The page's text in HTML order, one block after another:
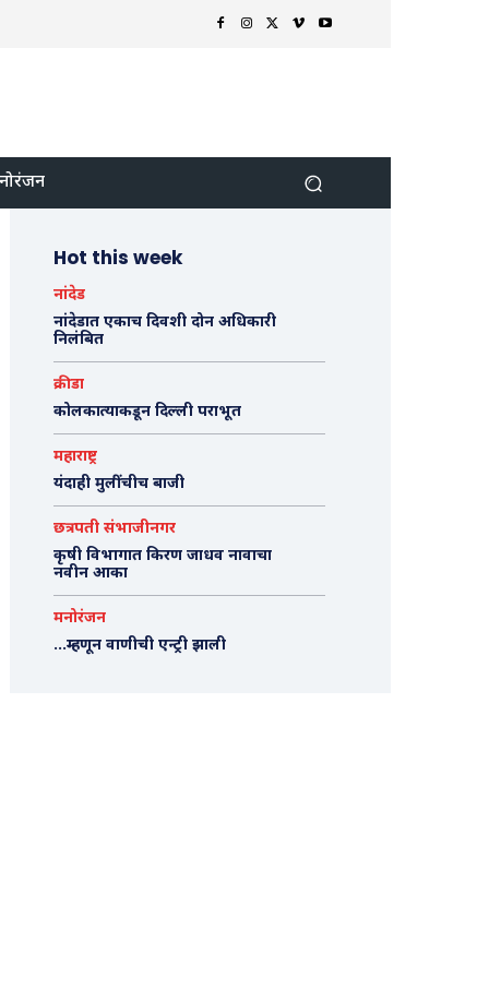
Hot this week
नांदेड
नांदेडात एकाच दिवशी दोन अधिकारी
निलंबित
क्रीडा
कोलकात्याकडून दिल्ली पराभूत
महाराष्ट्र
यंदाही मुलींचीच बाजी
छत्रपती संभाजीनगर
कृषी विभागात किरण जाधव नावाचा
नवीन आका
मनोरंजन
…म्हणून वाणीची एन्ट्री झाली